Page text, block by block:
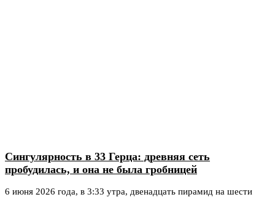
Сингулярность в 33 Герца: древняя сеть
пробудилась, и она не была гробницей
6 июня 2026 года, в 3:33 утра, двенадцать пирамид на шести